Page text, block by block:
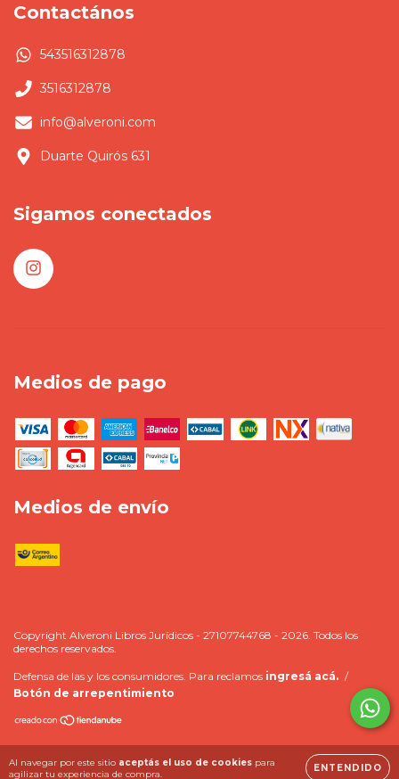
Al navegar por este sitio aceptás el uso de cookies para
agilizar tu experiencia de compra.
ENTENDIDO
Contactános
543516312878
3516312878
info@alveroni.com
Duarte Quirós 631
Sigamos conectados
Medios de pago
Medios de envío
Copyright Alveroni Libros Jurídicos - 27107744768 - 2026. Todos los
derechos reservados.
Defensa de las y los consumidores. Para reclamos ingresá acá. /
Botón de arrepentimiento